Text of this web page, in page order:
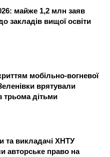
майже 1,2 млн заяв
закладів вищої освіти
мобільно-вогневої
врятували
трьома дітьми
та викладачі ХНТУ
авторське право на